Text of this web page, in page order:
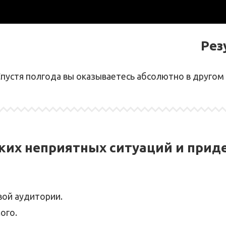
полгода вы оказываетесь абсолютно в другом
неприятных ситуаций и
аудитории.